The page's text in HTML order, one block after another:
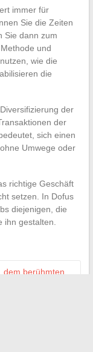
immer für
Sie die Zeiten
Sie dann zum
und
wie die
die
der
der
sich einen
Umwege oder
richtige Geschäft
setzen. In Dofus
diejenigen, die
gestalten.
dem berühmten